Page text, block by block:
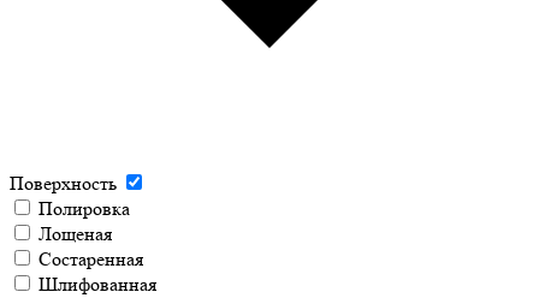
Поверхность
Полировка
Лощеная
Состаренная
Шлифованная